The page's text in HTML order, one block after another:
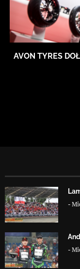
AVON TYRES
-
-